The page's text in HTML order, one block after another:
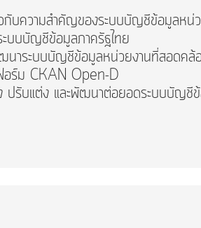
ยวกับความสำคัญของระบบบัญชีข้อมูล
ะบบบัญชีข้อมูลภาครัฐไทย
ฒนาระบบบัญชีข้อมูลหน่วยงานที่สอดค
อร์ม CKAN Open-D
ปรับแต่ง และพัฒนาต่อยอดระบบบัญ